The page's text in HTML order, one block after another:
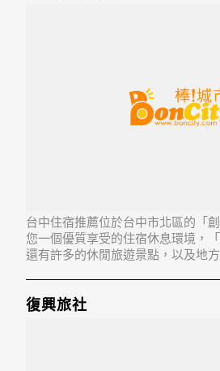
台中住宿推薦位於台中市北區的「
您一個優質享受的住宿休息環境，
還有許多的休閒旅遊景點，以及地
復興旅社